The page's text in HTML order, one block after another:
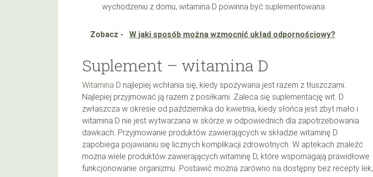
wychodzeniu z domu, witamina D powinna być suplementowana.
Zobacz - W jaki sposób można wzmocnić układ odpornościowy?
Suplement – witamina D
Witamina D najlepiej wchłania się, kiedy spożywana jest razem z tłuszczami.
Najlepiej przyjmować ją razem z posiłkami. Zaleca się suplementację wit. D
zwłaszcza w okresie od października do kwietnia, kiedy słońca jest zbyt mało i
witamina D nie jest wytwarzana w skórze w odpowiednich dla zapotrzebowania
dawkach. Przyjmowanie produktów zawierających w składzie witaminę D
zapobiega pojawianiu się licznych komplikacji zdrowotnych. W aptekach znaleźć
można wiele produktów zawierających witaminę D, które wspomagają prawidłowe
funkcjonowanie organizmu. Postawić można zarówno na dostępny bez recepty lek,